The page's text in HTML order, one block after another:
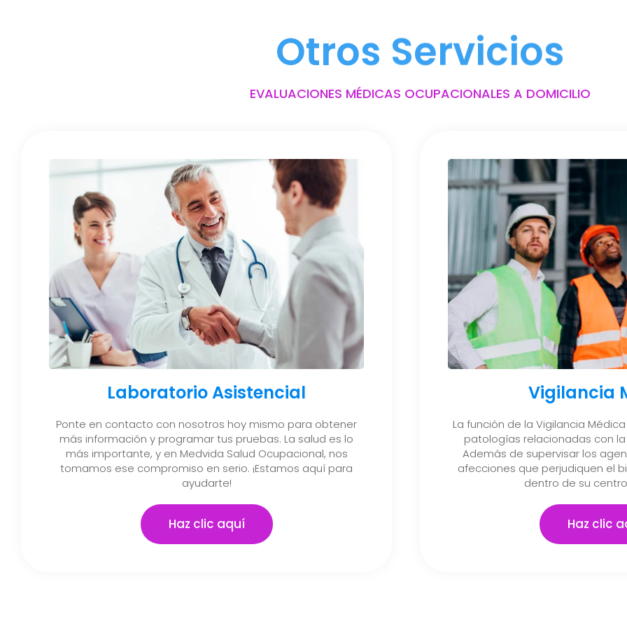
Otros Servicios
EVALUACIONES MÉDICAS OCUPACIONALES A DOMICILIO
Laboratorio Asistencial
Ponte en contacto con nosotros hoy mismo para obtener
más información y programar tus pruebas. La salud es lo
más importante, y en Medvida Salud Ocupacional, nos
tomamos ese compromiso en serio. ¡Estamos aquí para
ayudarte!
Haz clic aquí
Vigilancia
La función de la Vigilancia
patologías relacionadas con
Además de supervisar los
afecciones que perjudiquen el
dentro de su
Haz clic